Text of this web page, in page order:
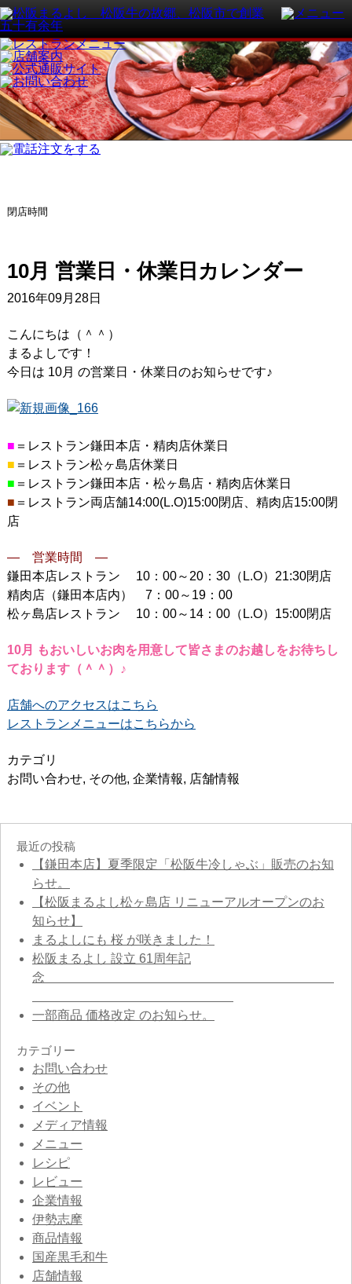
閉店時間
10月 営業日・休業日カレンダー
2016年09月28日
こんにちは（＾＾）
まるよしです！
今日は 10月 の営業日・休業日のお知らせです♪
■ ＝レストラン鎌田本店・精肉店休業日
■ ＝レストラン松ヶ島店休業日
■ ＝レストラン鎌田本店・松ヶ島店・精肉店休業日
■ ＝レストラン両店舗14:00(L.O)15:00閉店、精肉店15:00閉
店
— 営業時間 —
鎌田本店レストラン 10：00～20：30（L.O）21:30閉店
精肉店（鎌田本店内） 7：00～19：00
松ヶ島店レストラン 10：00～14：00（L.O）15:00閉店
10月 もおいしいお肉を用意して皆さまのお越しをお待ちし
ております（＾＾）♪
店舗へのアクセスはこちら
レストランメニューはこちらから
カテゴリ
お問い合わせ, その他, 企業情報, 店舗情報
最近の投稿
【鎌田本店】夏季限定「松阪牛冷しゃぶ」販売のお知
らせ。
【松阪まるよし松ヶ島店 リニューアルオープンのお
知らせ】
まるよしにも 桜 が咲きました！
松阪まるよし 設立 61周年記
念
一部商品 価格改定 のお知らせ。
カテゴリー
お問い合わせ
その他
イベント
メディア情報
メニュー
レシピ
レビュー
企業情報
伊勢志摩
商品情報
国産黒毛和牛
店舗情報